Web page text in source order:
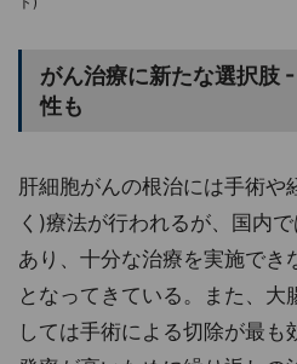
がん治療に新たな選択肢
性も
肝細胞がんの根治には手術や
く)療法が行われるが、国内
あり、十分な治療を実施でき
となってきている。また、大
しては手術による切除が最